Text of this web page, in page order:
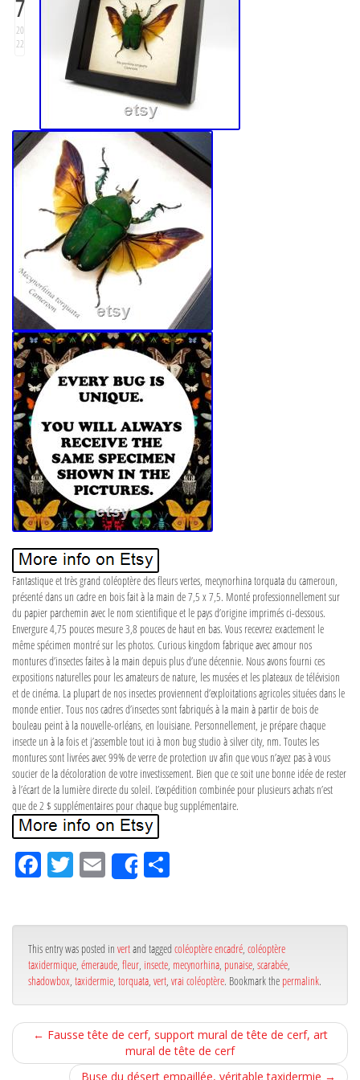
7
20
22
Fantastique et très grand coléoptère des fleurs vertes, mecynorhina torquata du cameroun,
présenté dans un cadre en bois fait à la main de 7,5 x 7,5. Monté professionnellement sur
du papier parchemin avec le nom scientifique et le pays d’origine imprimés ci-dessous.
Envergure 4,75 pouces mesure 3,8 pouces de haut en bas. Vous recevrez exactement le
même spécimen montré sur les photos. Curious kingdom fabrique avec amour nos
montures d’insectes faites à la main depuis plus d’une décennie. Nous avons fourni ces
expositions naturelles pour les amateurs de nature, les musées et les plateaux de télévision
et de cinéma. La plupart de nos insectes proviennent d’exploitations agricoles situées dans le
monde entier. Tous nos cadres d’insectes sont fabriqués à la main à partir de bois de
bouleau peint à la nouvelle-orléans, en louisiane. Personnellement, je prépare chaque
insecte un à la fois et j’assemble tout ici à mon bug studio à silver city, nm. Toutes les
montures sont livrées avec 99% de verre de protection uv afin que vous n’ayez pas à vous
soucier de la décoloration de votre investissement. Bien que ce soit une bonne idée de rester
à l’écart de la lumière directe du soleil. L’expédition combinée pour plusieurs achats n’est
que de 2 $ supplémentaires pour chaque bug supplémentaire.
Fa
ce
ok
Tw
itt
Em
ail
Share
r
This entry was posted in vertand tagged coléoptère encadré coléoptère
taxidermique émeraude fleur insecte mecynorhina punaise scarabée
shadowbox taxidermie torquata vert vrai coléoptère. Bookmark the permalink.
← Fausse tête de cerf, support mural de tête de cerf, art
mural de tête de cerf
Buse du désert empaillée, véritable taxidermie →